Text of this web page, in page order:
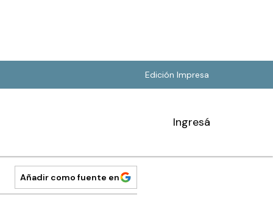
Edición Impresa
Ingresá
Añadir como fuente en